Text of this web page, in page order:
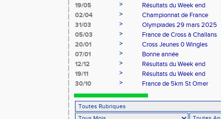
19/05
>
Résultats du Week end
02/04
>
Championnat de France
31/03
>
Olympiades 29 mars 2025
05/03
>
France de Cross à Challans
20/01
>
Cross Jeunes 0 Wingles
07/01
>
Bonne année
12/12
>
Résultats du Week end
19/11
>
Résultats du Week end
30/10
> France de 5km St Omer